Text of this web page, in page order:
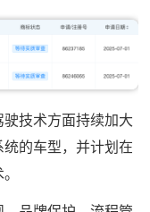
技术方面持续加大
的车型，并计划在